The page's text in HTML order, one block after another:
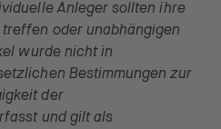
Anleger sollten ihre
oder unabhängigen
wurde nicht in
Bestimmungen zur
der
und gilt als